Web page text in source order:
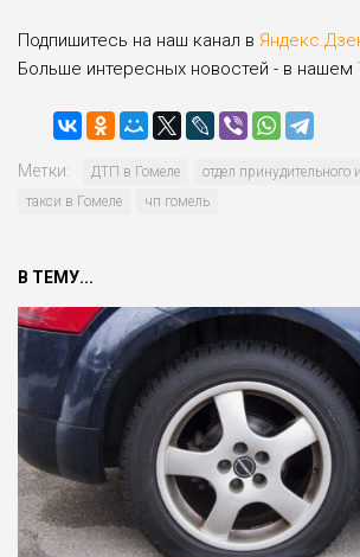
Подпишитесь на наш канал в
Больше интересных новостей - в нашем
Метки: ДТП в Гомеле отдел принудительного
такси в Гомеле
чп гомель
В ТЕМУ...